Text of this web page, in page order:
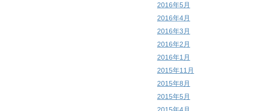
2016年5月
2016年4月
2016年3月
2016年2月
2016年1月
2015年11月
2015年8月
2015年5月